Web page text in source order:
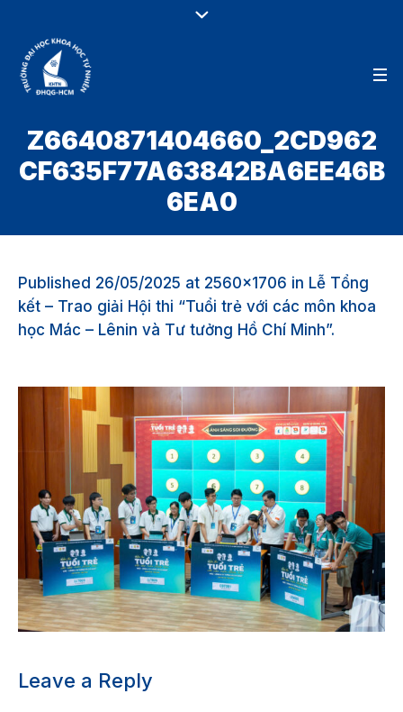
Z6640871404660_2CD962
CF635F77A63842BA6EE46B
6EA0
Published 26/05/2025 at 2560×1706 in Lễ Tổng
kết – Trao giải Hội thi “Tuổi trẻ với các môn khoa
học Mác – Lênin và Tư tưởng Hồ Chí Minh”.
Leave a Reply